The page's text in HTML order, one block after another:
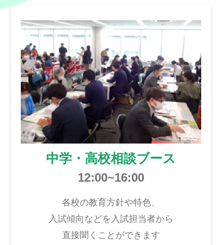
中学・高校相談ブース
12:00~16:00
各校の教育方針や特色、
入試傾向などを入試担当者から
直接聞くことができます